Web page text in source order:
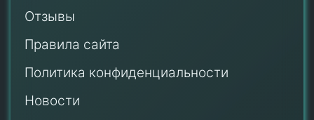
Отзывы
Правила сайта
Политика конфиденциальности
Новости